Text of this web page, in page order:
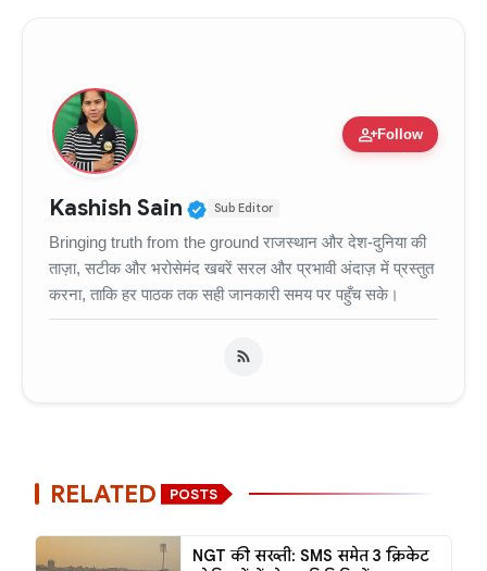
person_addFollow
Kashish Sain Verified Public Figure •
Sub Editor
Bringing truth from the ground राजस्थान और देश-दुनिया की
ताज़ा, सटीक और भरोसेमंद खबरें सरल और प्रभावी अंदाज़ में प्रस्तुत
करना, ताकि हर पाठक तक सही जानकारी समय पर पहुँच सके।
RELATED POSTS
NGT की सख्ती: SMS समेत 3 क्रिकेट